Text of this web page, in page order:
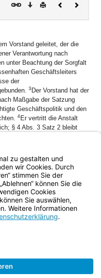
Download
DruckenVorheriges
Vorstand geleitet, der die
Verantwortung nach
unter Beachtung der Sorgfalt
Geschäftsleiters
der
3 Der Vorstand hat der
Maßgabe der Satzung
Geschäftspolitik und den
4Er vertritt die Anstalt
§ 4 Abs. 3 Satz 2 bleibt
und 2 sowie Abs. 6 des
den Vorstand entsprechend